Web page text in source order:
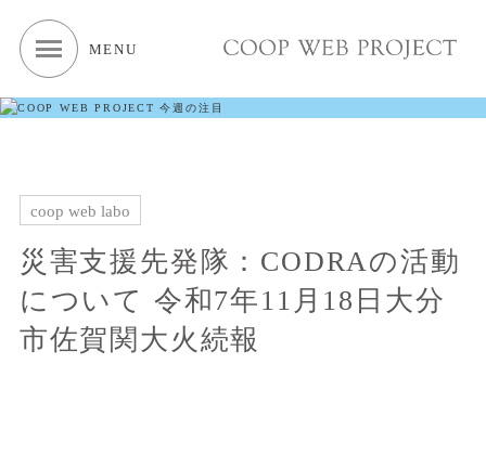
MENU
coop web labo
災害支援先発隊：CODRAの活動
について 令和7年11月18日大分
市佐賀関大火続報